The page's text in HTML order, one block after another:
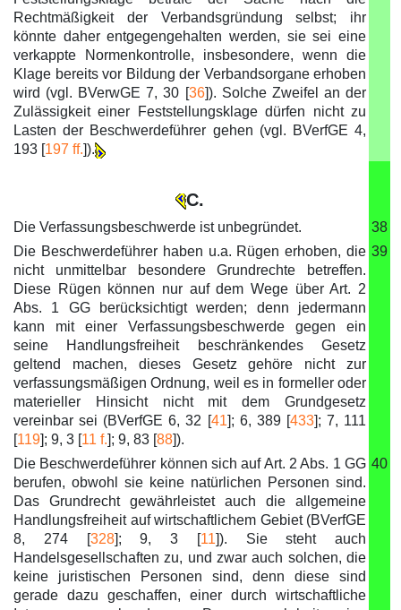
Rechtmäßigkeit der Verbandsgründung selbst; ihr
könnte daher entgegengehalten werden, sie sei eine
verkappte Normenkontrolle, insbesondere, wenn die
Klage bereits vor Bildung der Verbandsorgane erhoben
wird (vgl. BVerwGE 7, 30 [36]). Solche Zweifel an der
Zulässigkeit einer Feststellungsklage dürfen nicht zu
Lasten der Beschwerdeführer gehen (vgl. BVerfGE 4,
193 [197 ff.]).
C.
Die Verfassungsbeschwerde ist unbegründet.
38
Die Beschwerdeführer haben u.a. Rügen erhoben, die
nicht unmittelbar besondere Grundrechte betreffen.
Diese Rügen können nur auf dem Wege über Art. 2
Abs. 1 GG berücksichtigt werden; denn jedermann
kann mit einer Verfassungsbeschwerde gegen ein
seine Handlungsfreiheit beschränkendes Gesetz
geltend machen, dieses Gesetz gehöre nicht zur
verfassungsmäßigen Ordnung, weil es in formeller oder
materieller Hinsicht nicht mit dem Grundgesetz
vereinbar sei (BVerfGE 6, 32 [41]; 6, 389 [433]; 7, 111
[119]; 9, 3 [11 f.]; 9, 83 [88]).
39
Die Beschwerdeführer können sich auf Art. 2 Abs. 1 GG
berufen, obwohl sie keine natürlichen Personen sind.
Das Grundrecht gewährleistet auch die allgemeine
Handlungsfreiheit auf wirtschaftlichem Gebiet (BVerfGE
8, 274 [328]; 9, 3 [11]). Sie steht auch
Handelsgesellschaften zu, und zwar auch solchen, die
keine juristischen Personen sind, denn diese sind
gerade dazu geschaffen, einer durch wirtschaftliche
40